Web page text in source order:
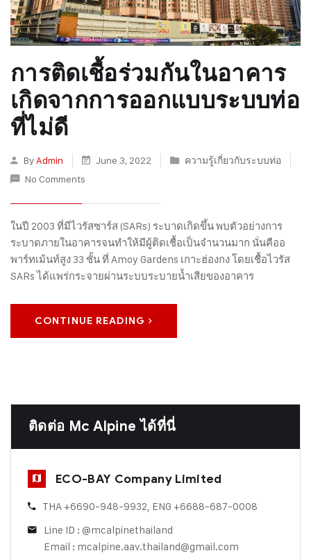
การติดเชื้อร่วมกันในอาคาร
เกิดจากการออกแบบระบบท่อ
ที่ไม่ดี
By Admin June 3, 2022
ความรู้เกี่ยวกับระบบท่อ
No Comments
ในปี 2003 ที่มีไวรัสซาร์ส (SARs) ระบาดเกิดขึ้น พบตัวอย่างการ
ระบาดภายในอาคารจนทำให้มีผู้ติดเชื้อเป็นจำนวนมาก นั่นคืออ
พาร์ทเม้นท์สูง 33 ชั้น ที่ Amoy Gardens เกาะฮ่องกง โดยเชื้อไวรัส
SARs ได้แพร่กระจายผ่านระบบระบายน้ำเสียของอาคาร
CONTINUE READING
ติดต่อ Mc Alpine ได้ที่นี่
ECO-BAY Company Limited
THA +6690-948-9932, ENG +6688-687-0008
Line ID : @mcalpinethailand
Email : mcalpine.aav.thailand@gmail.com